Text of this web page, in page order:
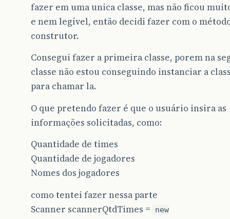
fazer em uma unica classe, mas não ficou
e nem legível, então decidi fazer com o
construtor.
Consegui fazer a primeira classe, porem na
classe não estou conseguindo instanciar a
para chamar la.
O que pretendo fazer é que o usuário insira as
informações solicitadas, como:
Quantidade de times
Quantidade de jogadores
Nomes dos jogadores
como tentei fazer nessa parte
Scanner scannerQtdTimes =
new